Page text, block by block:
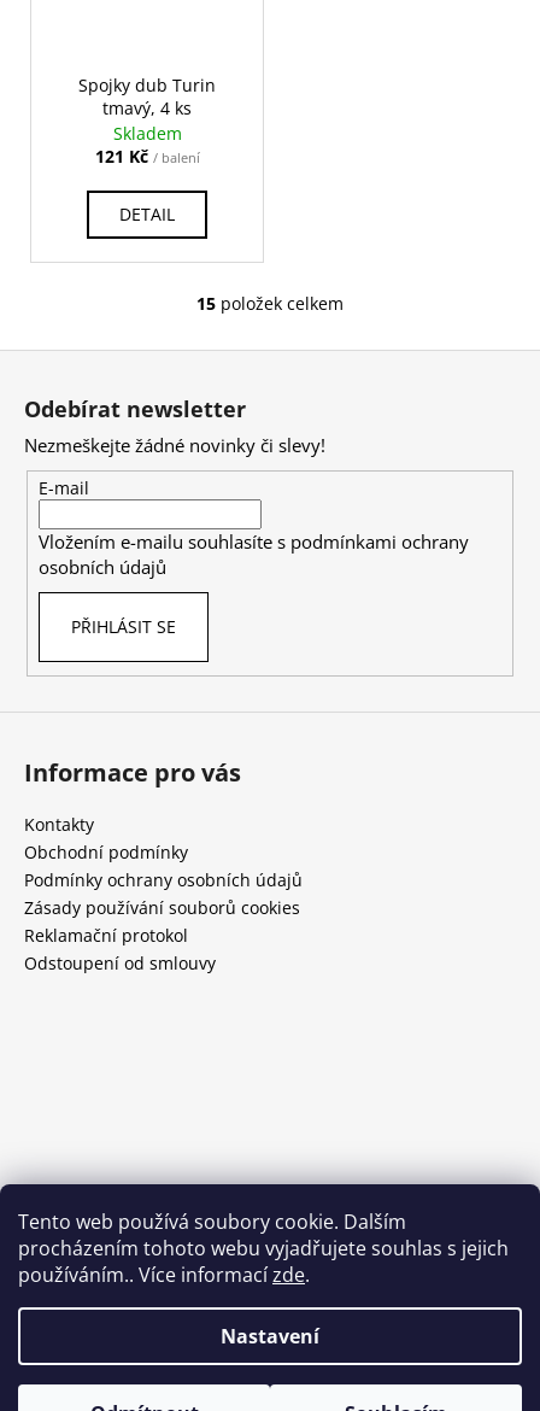
Tento web používá soubory cookie. Dalším
procházením tohoto webu vyjadřujete souhlas s jejich
používáním.. Více informacízde.
Nastavení
Spojky dub Turin
tmavý, 4 ks
Skladem
121 Kč / balení
DETAIL
O
a
c
r
ý
p
15 položek celkem
Z
Odebírat newsletter
Nezmeškejte žádné novinky či slevy!
E-mail
Vložením e-mailu souhlasíte s podmínkami ochrany
osobních údajů
PŘIHLÁSIT SE
Informace pro vás
Kontakty
Obchodní podmínky
Podmínky ochrany osobních údajů
Zásady používání souborů cookies
Reklamační protokol
Odstoupení od smlouvy